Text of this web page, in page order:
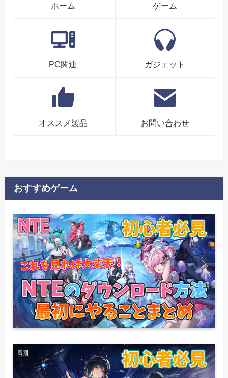
ホーム ゲーム
PC関連 ガジェット
オススメ製品 お問い合わせ
おすすめゲーム